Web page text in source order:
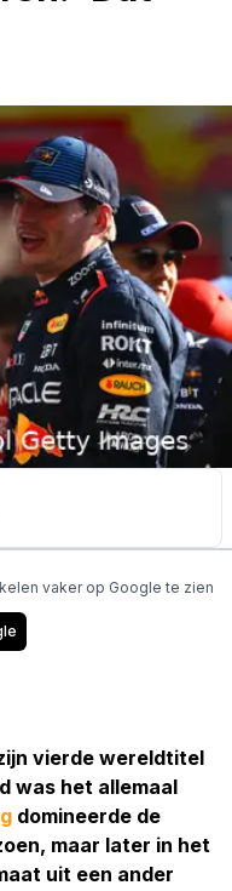
vaker op Google te zien
vierde wereldtitel
was het allemaal
domineerde de
maar later in het
uit een ander